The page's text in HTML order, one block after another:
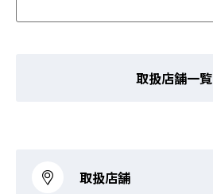
取扱店舗一覧
取扱店舗